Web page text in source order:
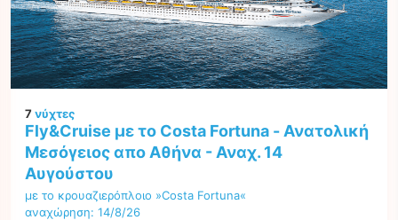
7νύχτες
Fly&Cruise με το Costa Fortuna - Ανατολική
Μεσόγειος απο Αθήνα - Αναχ. 14
Αυγούστου
με το κρουαζιερόπλοιο »Costa Fortuna«
αναχώρηση: 14/8/26